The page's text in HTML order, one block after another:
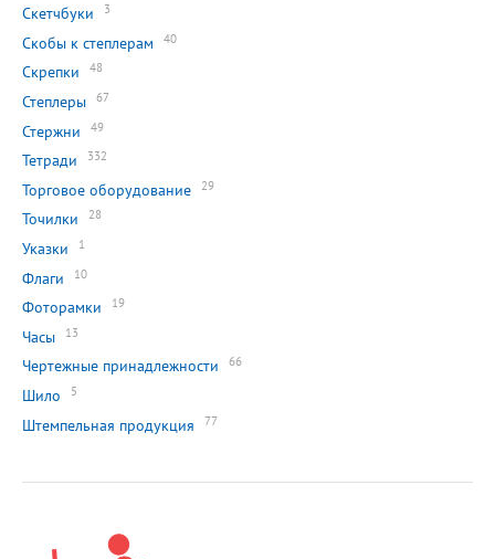
Скетчбуки 3
Скобы к степлерам 40
Скрепки 48
Степлеры 67
Стержни 49
Тетради 332
Торговое оборудование 29
Точилки 28
Указки 1
Флаги 10
Фоторамки 19
Часы 13
Чертежные принадлежности 66
Шило 5
Штемпельная продукция 77